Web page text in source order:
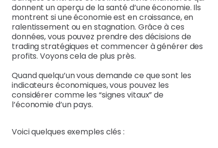
donnent un aperçu de la santé d’une économie. Ils
montrent si une économie est en croissance, en
ralentissement ou en stagnation. Grâce à ces
données, vous pouvez prendre des décisions de
trading stratégiques et commencer à générer des
profits. Voyons cela de plus près.
Quand quelqu’un vous demande ce que sont les
indicateurs économiques, vous pouvez les
considérer comme les “signes vitaux” de
l’économie d’un pays.
Voici quelques exemples clés :